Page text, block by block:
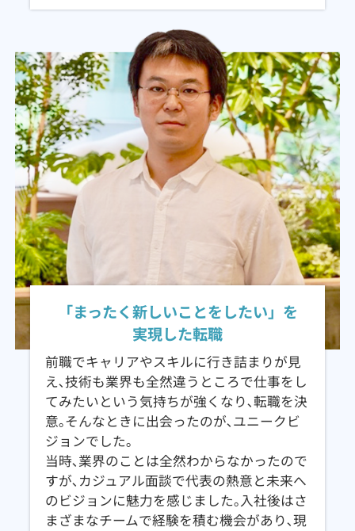
「まったく新しいことをしたい」を
実現した転職
前職でキャリアやスキルに行き詰まりが見
え､技術も業界も全然違うところで仕事をし
てみたいという気持ちが強くなり､転職を決
意｡そんなときに出会ったのが､ユニークビ
ジョンでした｡
当時､業界のことは全然わからなかったので
すが､カジュアル面談で代表の熱意と未来へ
のビジョンに魅力を感じました｡入社後はさ
まざまなチームで経験を積む機会があり､現